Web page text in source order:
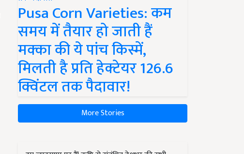
Pusa Corn Varieties: कम
समय में तैयार हो जाती हैं
मक्का की ये पांच किस्में,
मिलती है प्रति हेक्टेयर 126.6
क्विंटल तक पैदावार!
More Stories